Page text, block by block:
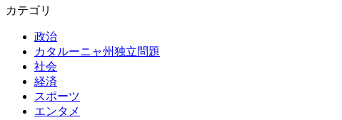
カテゴリ
政治
カタルーニャ州独立問題
社会
経済
スポーツ
エンタメ